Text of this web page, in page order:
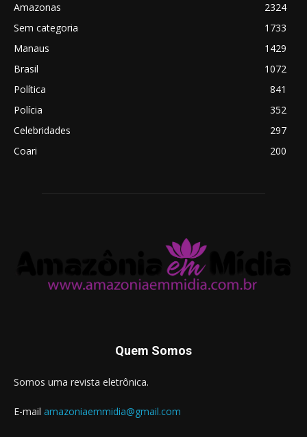
Amazonas
2324
Sem categoria
1733
Manaus
1429
Brasil
1072
Política
841
Polícia
352
Celebridades
297
Coari
200
Quem Somos
Somos uma revista eletrônica.
E-mail amazoniaemmidia@gmail.com